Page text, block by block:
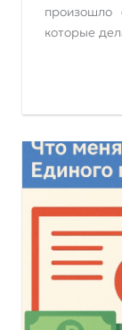
произошло
которые